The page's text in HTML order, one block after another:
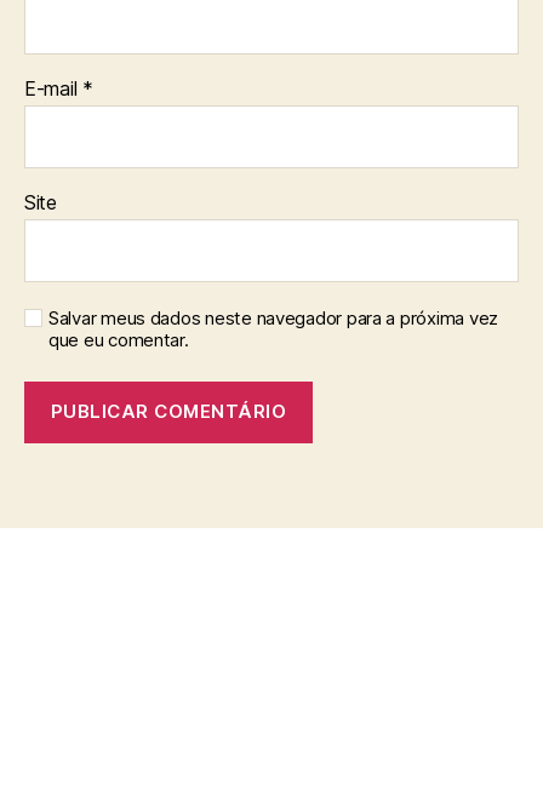
E-mail *
Site
Salvar meus dados neste navegador para a próxima vez
que eu comentar.